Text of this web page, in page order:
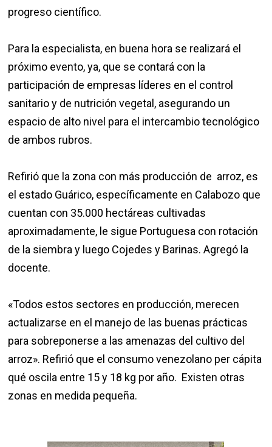
progreso científico.
Para la especialista, en buena hora se realizará el
próximo evento, ya, que se contará con la
participación de empresas líderes en el control
sanitario y de nutrición vegetal, asegurando un
espacio de alto nivel para el intercambio tecnológico
de ambos rubros.
Refirió que la zona con más producción de arroz, es
el estado Guárico, específicamente en Calabozo que
cuentan con 35.000 hectáreas cultivadas
aproximadamente, le sigue Portuguesa con rotación
de la siembra y luego Cojedes y Barinas. Agregó la
docente.
«Todos estos sectores en producción, merecen
actualizarse en el manejo de las buenas prácticas
para sobreponerse a las amenazas del cultivo del
arroz». Refirió que el consumo venezolano per cápita
qué oscila entre 15 y 18 kg por año. Existen otras
zonas en medida pequeña.